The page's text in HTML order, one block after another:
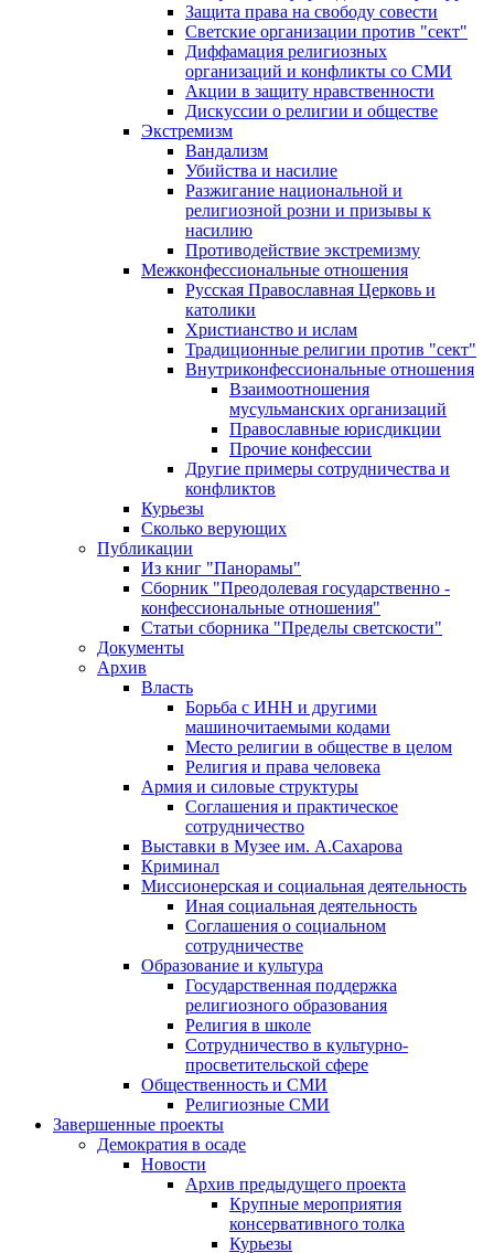
Защита права на свободу совести
Светские организации против "сект"
Диффамация религиозных
организаций и конфликты со СМИ
Акции в защиту нравственности
Дискуссии о религии и обществе
Экстремизм
Вандализм
Убийства и насилие
Разжигание национальной и
религиозной розни и призывы к
насилию
Противодействие экстремизму
Межконфессиональные отношения
Русская Православная Церковь и
католики
Христианство и ислам
Традиционные религии против "сект"
Внутриконфессиональные отношения
Взаимоотношения
мусульманских организаций
Православные юрисдикции
Прочие конфессии
Другие примеры сотрудничества и
конфликтов
Курьезы
Сколько верующих
Публикации
Из книг "Панорамы"
Сборник "Преодолевая государственно -
конфессиональные отношения"
Статьи сборника "Пределы светскости"
Документы
Архив
Власть
Борьба с ИНН и другими
машиночитаемыми кодами
Место религии в обществе в целом
Религия и права человека
Армия и силовые структуры
Соглашения и практическое
сотрудничество
Выставки в Музее им. А.Сахарова
Криминал
Миссионерская и социальная деятельность
Иная социальная деятельность
Соглашения о социальном
сотрудничестве
Образование и культура
Государственная поддержка
религиозного образования
Религия в школе
Сотрудничество в культурно-
просветительской сфере
Общественность и СМИ
Религиозные СМИ
Завершенные проекты
Демократия в осаде
Новости
Архив предыдущего проекта
Крупные мероприятия
консервативного толка
Курьезы